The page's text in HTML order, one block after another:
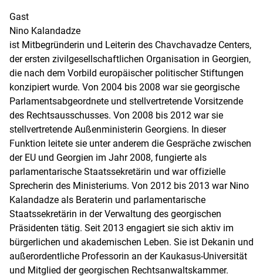
Gast
Nino Kalandadze
ist Mitbegründerin und Leiterin des Chavchavadze Centers,
der ersten zivilgesellschaftlichen Organisation in Georgien,
die nach dem Vorbild europäischer politischer Stiftungen
konzipiert wurde. Von 2004 bis 2008 war sie georgische
Parlamentsabgeordnete und stellvertretende Vorsitzende
des Rechtsausschusses. Von 2008 bis 2012 war sie
stellvertretende Außenministerin Georgiens. In dieser
Funktion leitete sie unter anderem die Gespräche zwischen
der EU und Georgien im Jahr 2008, fungierte als
parlamentarische Staatssekretärin und war offizielle
Sprecherin des Ministeriums. Von 2012 bis 2013 war Nino
Kalandadze als Beraterin und parlamentarische
Staatssekretärin in der Verwaltung des georgischen
Präsidenten tätig. Seit 2013 engagiert sie sich aktiv im
bürgerlichen und akademischen Leben. Sie ist Dekanin und
außerordentliche Professorin an der Kaukasus-Universität
und Mitglied der georgischen Rechtsanwaltskammer.